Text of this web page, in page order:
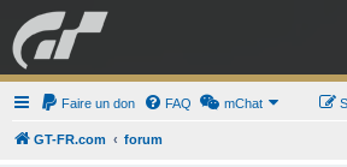
GRAN TURISMO
Faire un don FAQ mChat
GT-FR.com forum